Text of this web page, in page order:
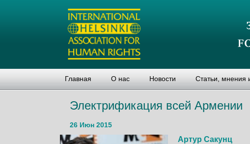
Главная О нас Новости Статьи, мнения
Электрификация всей Армении
26 Июн 2015
Артур Сакунц